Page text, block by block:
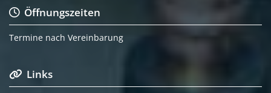
Öffnungszeiten
Termine nach Vereinbarung
 Links